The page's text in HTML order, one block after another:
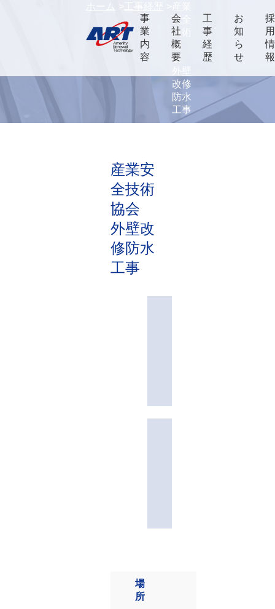
事
業
内
容
会
社
概
要
工
事
経
歴
お
知
ら
せ
ホーム
安全
技術
協
会
改修
防水
工事
産業安
全技術
協会
外壁改
修防水
工事
場
所